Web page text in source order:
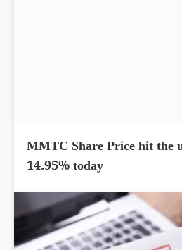
MMTC Share Price hit the
14.95% today